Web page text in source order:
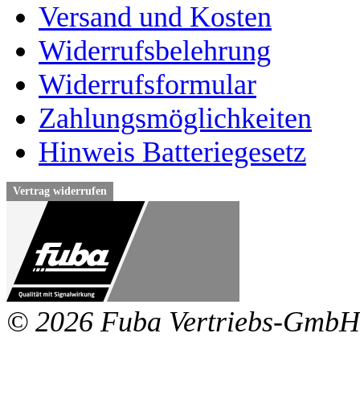
Versand und Kosten
Widerrufsbelehrung
Widerrufsformular
Zahlungsmöglichkeiten
Hinweis Batteriegesetz
Vertrag widerrufen
© 2026 Fuba Vertriebs-GmbH